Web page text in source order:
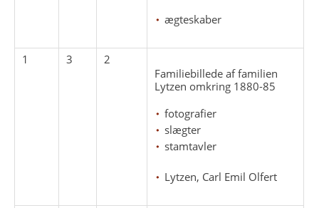
ægteskaber
1 3
2
Familiebillede af familien
Lytzen omkring 1880-85
fotografier
slægter
stamtavler
Lytzen, Carl Emil Olfert